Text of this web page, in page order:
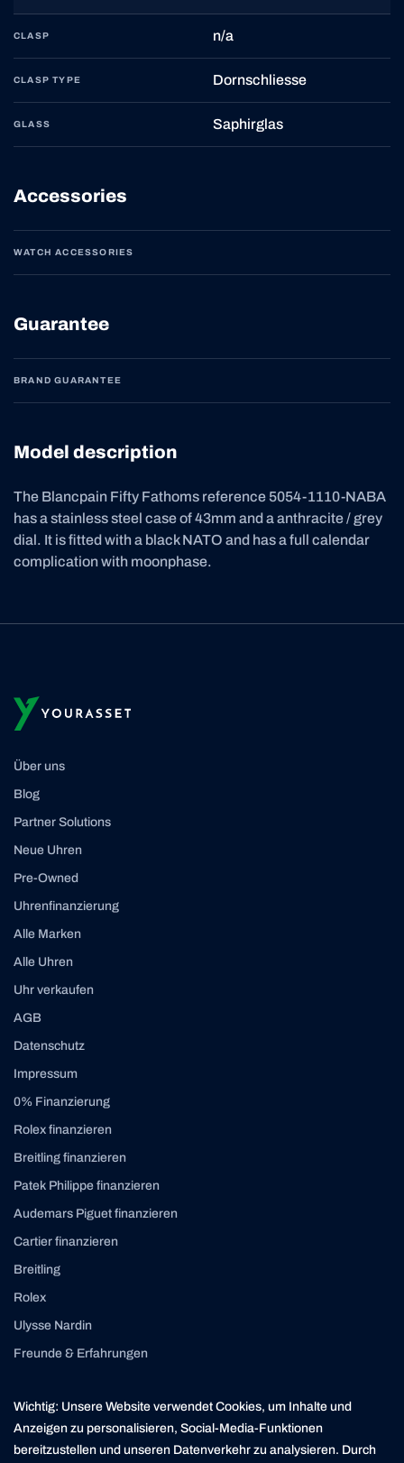
CLASP n/a
CLASP TYPE Dornschliesse
GLASS Saphirglas
Accessories
WATCH ACCESSORIES
Guarantee
BRAND GUARANTEE
Model description
The Blancpain Fifty Fathoms reference 5054-1110-NABA
has a stainless steel case of 43mm and a anthracite / grey
dial. It is fitted with a black NATO and has a full calendar
complication with moonphase.
Über uns
Blog
Partner Solutions
Neue Uhren
Pre-Owned
Uhrenfinanzierung
Alle Marken
Alle Uhren
Uhr verkaufen
AGB
Datenschutz
Impressum
0% Finanzierung
Rolex finanzieren
Breitling finanzieren
Patek Philippe finanzieren
Audemars Piguet finanzieren
Cartier finanzieren
Breitling
Rolex
Ulysse Nardin
Freunde & Erfahrungen
Instagram Linkedin
contact@yourasset.com
Wichtig: Unsere Website verwendet Cookies, um Inhalte und
Anzeigen zu personalisieren, Social-Media-Funktionen
bereitzustellen und unseren Datenverkehr zu analysieren. Durch